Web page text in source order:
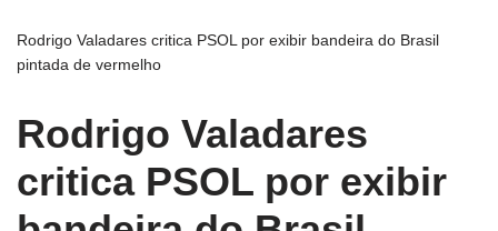
Rodrigo Valadares critica PSOL por exibir bandeira do Brasil
pintada de vermelho
Rodrigo Valadares
critica PSOL por exibir